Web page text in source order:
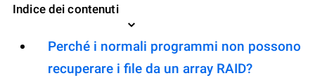
Indice dei contenuti
Perché i normali programmi non possono
recuperare i file da un array RAID?